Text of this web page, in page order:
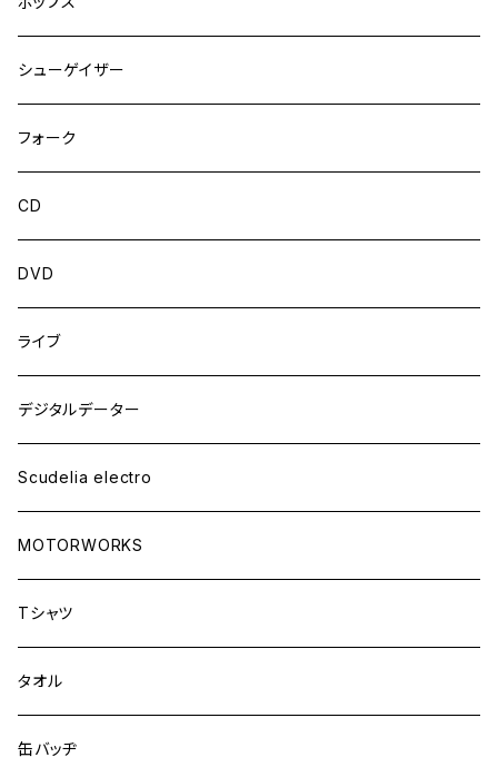
シューゲイザー
フォーク
CD
DVD
ライブ
デジタルデーター
Scudelia electro
MOTORWORKS
Tシャツ
タオル
缶バッヂ